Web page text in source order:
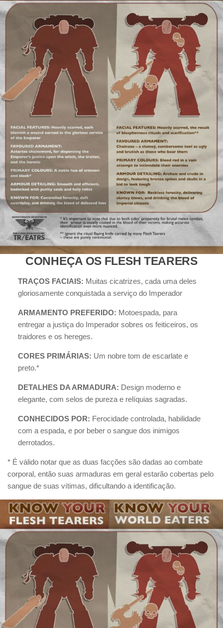
CONHEÇA OS FLESH TEARERS
TRAÇOS FACIAIS: Muitas cicatrizes, cada uma deles
gloriosamente conquistada a serviço do Imperador
ARMAMENTO PREFERIDO: Motoespada, para
entregar a justiça do Imperador sobres os feiticeiros, os
traidores e os hereges.
CORES PRIMÁRIAS: Um nobre tom de escarlate e
preto.*
DETALHES DA ARMADURA: Design moderno e
elegante, com selos de pureza e relíquias sagradas.
CONHECIDOS POR: Ferocidade controlada, habilidade
com a espada, e por beber o sangue dos inimigos
derrotados.
* É válido notar que as duas facções são dadas ao combate
corporal, então suas armaduras em geral estarão cobertas pelo
sangue de suas vítimas, dificultando a identificação.